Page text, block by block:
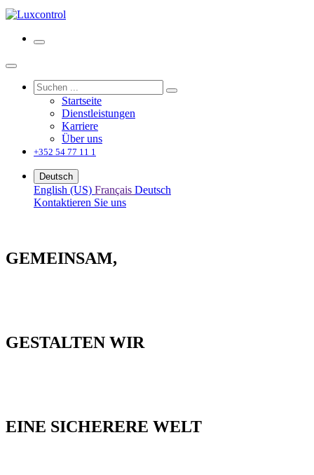
Startseite
Dienstleistungen
Karriere
Über uns
+352 54 77 11 1
Deutsch
English (US) Français Deutsch
Kontaktieren Sie uns
GEMEINSAM,
GESTALTEN WIR
EINE SICHERERE WELT